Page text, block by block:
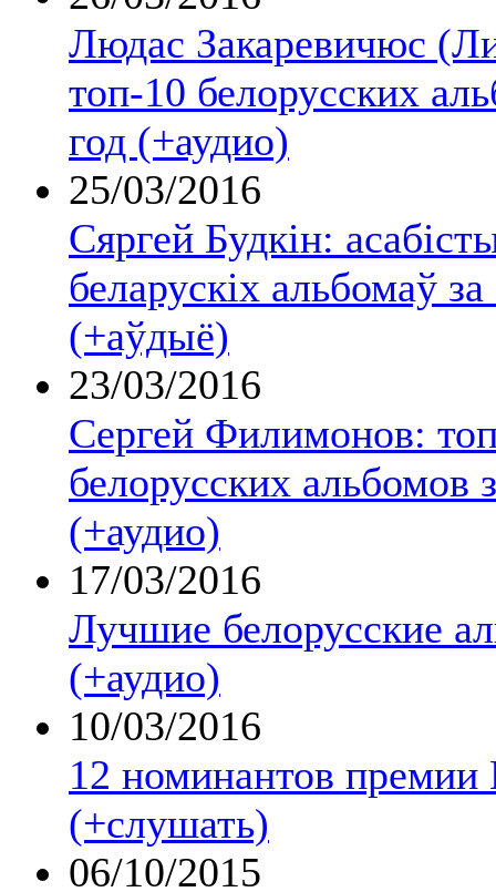
Людас Закаревичюс
топ-10 белорусских
год (+аудио)
25/03/2016
Сяргей Будкін:
беларускіх альбомаў
(+аўдыё)
23/03/2016
Сергей Филимонов:
белорусских альбомов
(+аудио)
17/03/2016
Лучшие белорусские
(+аудио)
10/03/2016
12 номинантов премии
(+слушать)
06/10/2015